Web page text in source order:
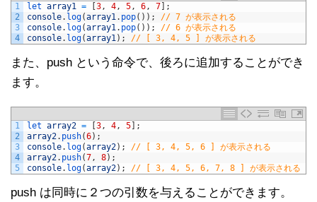
1
2
3
4
let array1 = 3, 4, 5, 6, 7
;
console. log(array1. pop( ) ) ;
// 7 が表示される
console. log(array1. pop( ) ) ;
// 6 が表示される
console. log(array1) ; // [ 3, 4, 5 ] が表示される
また、push という命令で、後ろに追加することができ
ます。
1
2
3
4
5
let array2 = 3, 4, 5
;
array2. push(6) ;
console. log(array2) ;
// [ 3, 4, 5, 6 ] が表示される
array2. push(7, 8) ;
console. log(array2) ; // [ 3, 4, 5, 6, 7, 8 ] が表示される
push は同時に２つの引数を与えることができます。